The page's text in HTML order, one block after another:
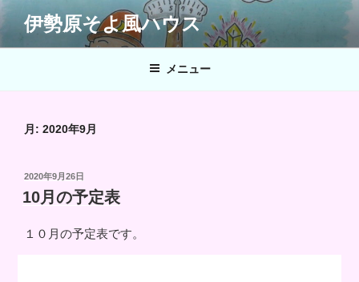
ン
テ
伊勢原そよ風ハウス
メニュー
月: 2020年9月
投
稿
日:
2020年9月26日
10月の予定表
１０月の予定表です。